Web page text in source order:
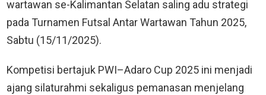
wartawan se-Kalimantan Selatan saling adu strategi
pada Turnamen Futsal Antar Wartawan Tahun 2025,
Sabtu (15/11/2025).
Kompetisi bertajuk PWI–Adaro Cup 2025 ini menjadi
ajang silaturahmi sekaligus pemanasan menjelang